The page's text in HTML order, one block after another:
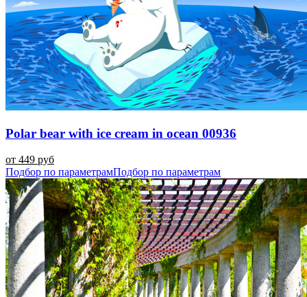
Polar bear with ice cream in ocean 00936
от 449 руб
Подбор по параметрамПодбор по параметрам